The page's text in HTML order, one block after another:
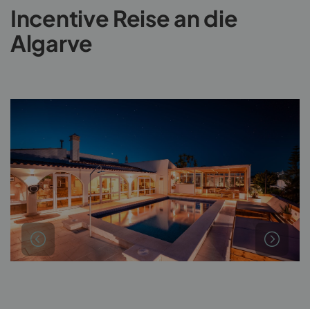
Incentive Reise an die
Algarve